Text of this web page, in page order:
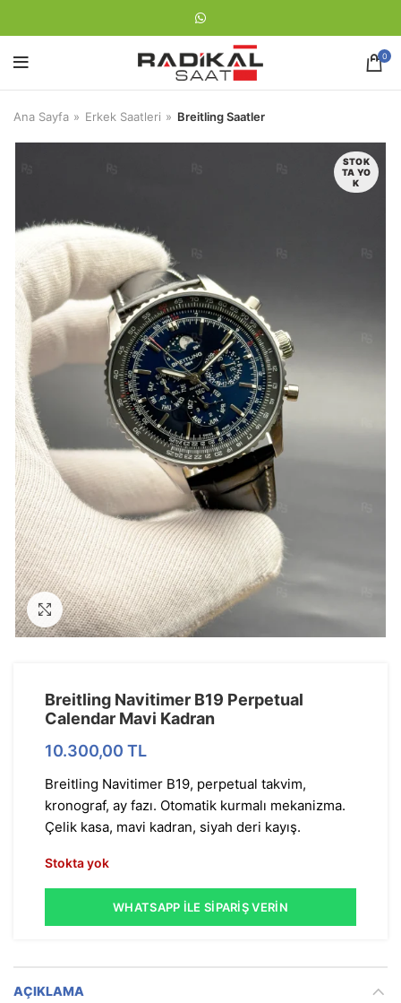
0
Ana Sayfa Erkek Saatleri Breitling Saatler
STOK
TA YO
K
Görseli Büyütün
Breitling Navitimer B19 Perpetual
Calendar Mavi Kadran
10.300,00 TL
Breitling Navitimer B19, perpetual takvim,
kronograf, ay fazı. Otomatik kurmalı mekanizma.
Çelik kasa, mavi kadran, siyah deri kayış.
Stokta yok
WHATSAPP İLE SIPARIŞ VERIN
AÇIKLAMA